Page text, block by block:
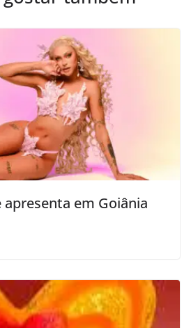
apresenta em Goiânia